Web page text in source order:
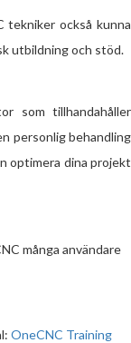
tekniker också kunna
utbildning och stöd.
som tillhandahåller
personlig behandling
optimera dina projekt
många användare
OneCNC Training